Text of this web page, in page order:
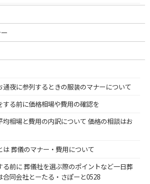
通夜に参列するときの服装のマナーについて
する前に価格相場や費用の確認を
均相場と費用の内訳について 価格の相談はお
は 葬儀のマナー・費用について
る前に 葬儀社を選ぶ際のポイントなど一日葬
同会社とーたる・さぽーと0528